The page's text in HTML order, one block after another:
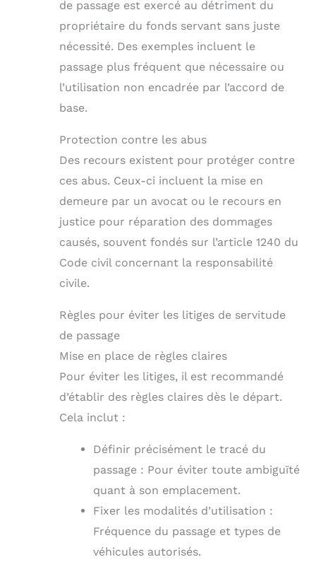
de passage est exercé au détriment du
propriétaire du fonds servant sans juste
nécessité. Des exemples incluent le
passage plus fréquent que nécessaire ou
l’utilisation non encadrée par l’accord de
base.
Protection contre les abus
Des recours existent pour protéger contre
ces abus. Ceux-ci incluent la mise en
demeure par un avocat ou le recours en
justice pour réparation des dommages
causés, souvent fondés sur l’article 1240 du
Code civil concernant la responsabilité
civile.
Règles pour éviter les litiges de servitude
de passage
Mise en place de règles claires
Pour éviter les litiges, il est recommandé
d’établir des règles claires dès le départ.
Cela inclut :
Définir précisément le tracé du
passage : Pour éviter toute ambiguïté
quant à son emplacement.
Fixer les modalités d’utilisation :
Fréquence du passage et types de
véhicules autorisés.